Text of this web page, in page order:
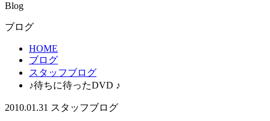
Blog
ブログ
HOME
ブログ
スタッフブログ
♪待ちに待ったDVD ♪
2010.01.31 スタッフブログ